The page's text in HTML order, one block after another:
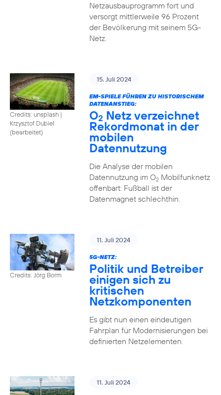
Netzausbauprogramm fort und
versorgt mittlerweile 96 Prozent
der Bevölkerung mit seinem 5G-
Netz.
Credits: unsplash |
Krzysztof Dubiel
(bearbeitet)
15. Juli 2024
EM-SPIELE FÜHREN ZU HISTORISCHEM
DATENANSTIEG:
O2 Netz verzeichnet
Rekordmonat in der
mobilen
Datennutzung
Die Analyse der mobilen
Datennutzung im O2Mobilfunknetz
offenbart: Fußball ist der
Datenmagnet schlechthin.
Credits: Jörg Borm
11. Juli 2024
5G-NETZ:
Politik und Betreiber
einigen sich zu
kritischen
Netzkomponenten
Es gibt nun einen eindeutigen
Fahrplan für Modernisierungen bei
definierten Netzelementen.
11. Juli 2024